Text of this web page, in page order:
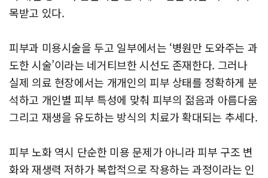
목받고 있다.
피부과 미용시술을 두고 일부에서는 ‘병원만 도와주는 과
도한 시술’이라는 네거티브한 시선도 존재한다. 그러나
실제 의료 현장에서는 개개인의 피부 상태를 정확하게 분
석하고 개인별 피부 특성에 맞춰 피부의 젊음과 아름다움
그리고 재생을 유도하는 방식의 치료가 확대되는 추세다.
피부 노화 역시 단순한 미용 문제가 아니라 피부 구조 변
화와 재생력 저하가 복합적으로 작용하는 과정이라는 인